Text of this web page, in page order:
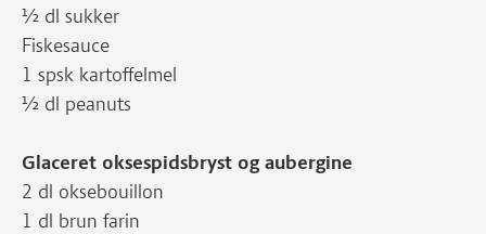
½ dl sukker
Fiskesauce
1 spsk kartoffelmel
½ dl peanuts
Glaceret oksespidsbryst og aubergine
2 dl oksebouillon
1 dl brun farin